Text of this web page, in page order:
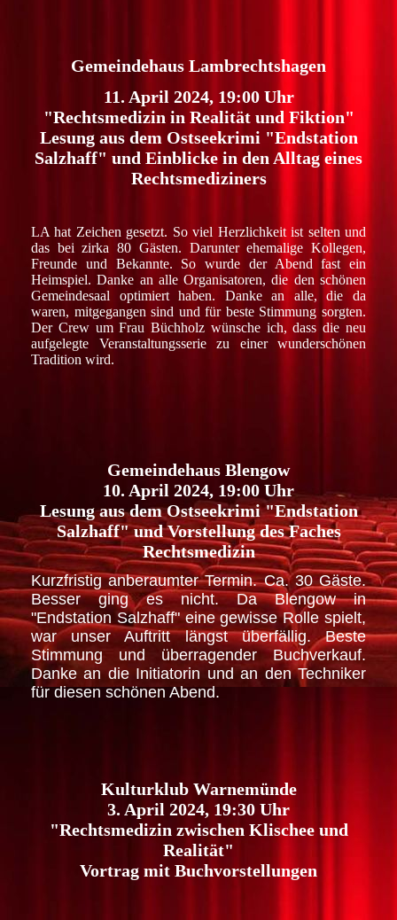
Gemeindehaus Lambrechtshagen
11. April 2024, 19:00 Uhr
"Rechtsmedizin in Realität und Fiktion"
Lesung aus dem Ostseekrimi "Endstation
Salzhaff" und Einblicke in den Alltag eines
Rechtsmediziners
LA hat Zeichen gesetzt. So viel Herzlichkeit ist selten und
das bei zirka 80 Gästen. Darunter ehemalige Kollegen,
Freunde und Bekannte. So wurde der Abend fast ein
Heimspiel. Danke an alle Organisatoren, die den schönen
Gemeindesaal optimiert haben. Danke an alle, die da
waren, mitgegangen sind und für beste Stimmung sorgten.
Der Crew um Frau Büchholz wünsche ich, dass die neu
aufgelegte Veranstaltungsserie zu einer wunderschönen
Tradition wird.
Gemeindehaus Blengow
10. April 2024, 19:00 Uhr
Lesung aus dem Ostseekrimi "Endstation
Salzhaff" und Vorstellung des Faches
Rechtsmedizin
Kurzfristig anberaumter Termin. Ca. 30 Gäste.
Besser ging es nicht. Da Blengow in
"Endstation Salzhaff" eine gewisse Rolle spielt,
war unser Auftritt längst überfällig. Beste
Stimmung und überragender Buchverkauf.
Danke an die Initiatorin und an den Techniker
für diesen schönen Abend.
Kulturklub Warnemünde
3. April 2024, 19:30 Uhr
"Rechtsmedizin zwischen Klischee und
Realität"
Vortrag mit Buchvorstellungen